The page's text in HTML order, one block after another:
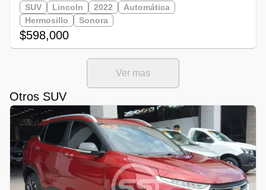
SUV Lincoln 2022
Automática
Hermosillo
Sonora
$598,000
Ver mas
Otros SUV